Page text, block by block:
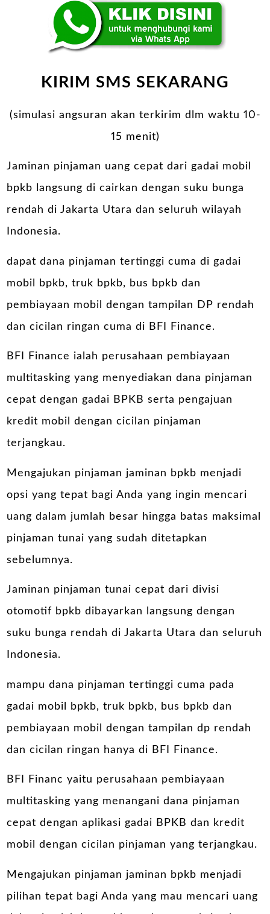
KIRIM SMS SEKARANG
(simulasi angsuran akan terkirim dlm waktu 10-
15 menit)
Jaminan pinjaman uang cepat dari gadai mobil
bpkb langsung di cairkan dengan suku bunga
rendah di Jakarta Utara dan seluruh wilayah
Indonesia.
dapat dana pinjaman tertinggi cuma di gadai
mobil bpkb, truk bpkb, bus bpkb dan
pembiayaan mobil dengan tampilan DP rendah
dan cicilan ringan cuma di BFI Finance.
BFI Finance ialah perusahaan pembiayaan
multitasking yang menyediakan dana pinjaman
cepat dengan gadai BPKB serta pengajuan
kredit mobil dengan cicilan pinjaman
terjangkau.
Mengajukan pinjaman jaminan bpkb menjadi
opsi yang tepat bagi Anda yang ingin mencari
uang dalam jumlah besar hingga batas maksimal
pinjaman tunai yang sudah ditetapkan
sebelumnya.
Jaminan pinjaman tunai cepat dari divisi
otomotif bpkb dibayarkan langsung dengan
suku bunga rendah di Jakarta Utara dan seluruh
Indonesia.
mampu dana pinjaman tertinggi cuma pada
gadai mobil bpkb, truk bpkb, bus bpkb dan
pembiayaan mobil dengan tampilan dp rendah
dan cicilan ringan hanya di BFI Finance.
BFI Financ yaitu perusahaan pembiayaan
multitasking yang menangani dana pinjaman
cepat dengan aplikasi gadai BPKB dan kredit
mobil dengan cicilan pinjaman yang terjangkau.
Mengajukan pinjaman jaminan bpkb menjadi
pilihan tepat bagi Anda yang mau mencari uang